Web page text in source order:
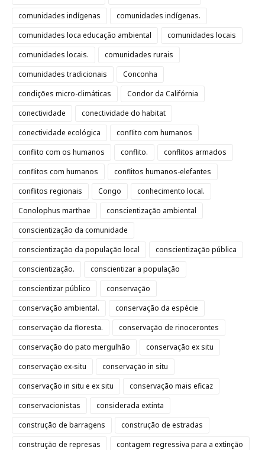
comunidades indígenas
comunidades indígenas.
comunidades loca educação ambiental
comunidades locais
comunidades locais.
comunidades rurais
comunidades tradicionais
Conconha
condições micro-climáticas
Condor da Califórnia
conectividade
conectividade do habitat
conectividade ecológica
conflito com humanos
conflito com os humanos
conflito.
conflitos armados
conflitos com humanos
conflitos humanos-elefantes
conflitos regionais
Congo
conhecimento local.
Conolophus marthae
conscientização ambiental
conscientização da comunidade
conscientização da população local
conscientização pública
conscientização.
conscientizar a população
conscientizar público
conservação
conservação ambiental.
conservação da espécie
conservação da floresta.
conservação de rinocerontes
conservação do pato mergulhão
conservação ex situ
conservação ex-situ
conservação in situ
conservação in situ e ex situ
conservação mais eficaz
conservacionistas
considerada extinta
construção de barragens
construção de estradas
construção de represas
contagem regressiva para a extinção